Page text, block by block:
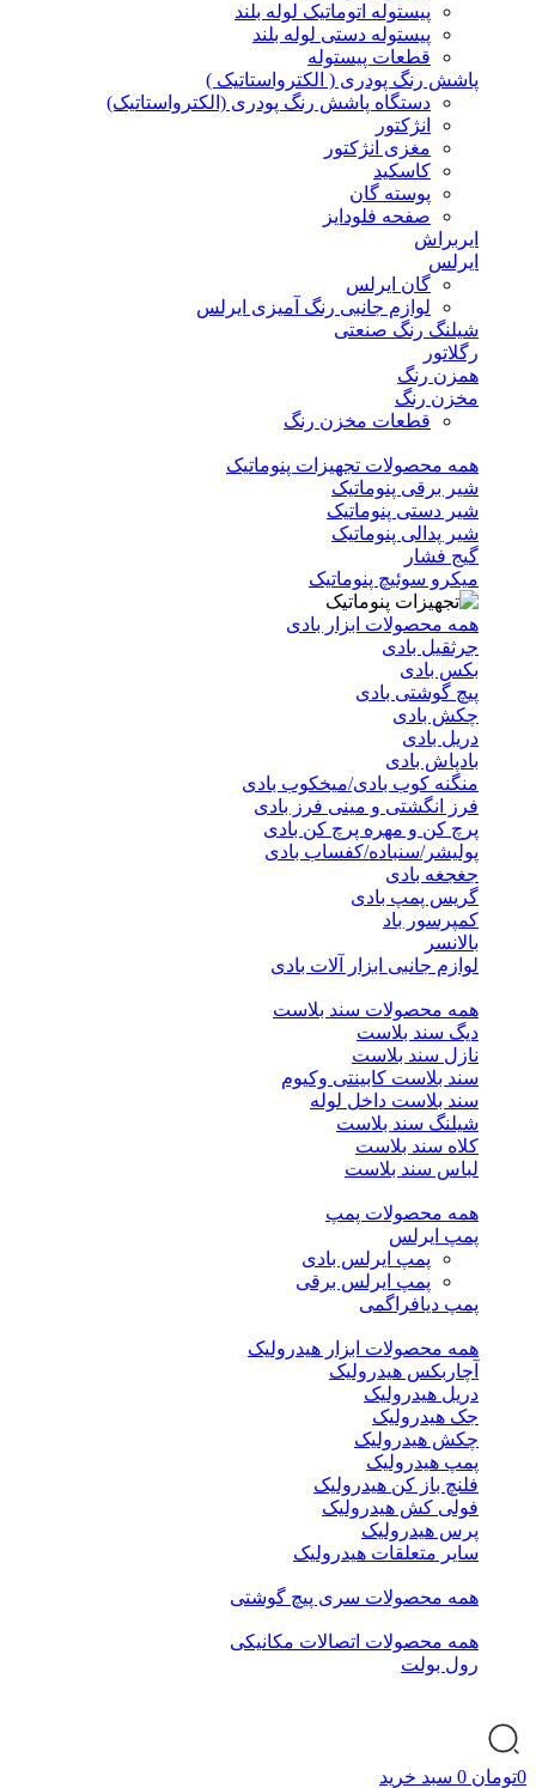
پیستوله اتوماتیک لوله بلند
پیستوله دستی لوله بلند
قطعات پیستوله
پاشش رنگ پودری ( الکترواستاتیک )
دستگاه پاشش رنگ پودری (الکترواستاتیک)
انژکتور
مغزی انژکتور
کاسکید
پوسته گان
صفحه فلودایز
ایربراش
ایرلس
گان ایرلس
لوازم جانبی رنگ آمیزی ایرلس
شیلنگ رنگ صنعتی
رگلاتور
همزن رنگ
مخزن رنگ
قطعات مخزن رنگ
همه محصولات تجهیزات پنوماتیک
شیر برقی پنوماتیک
شیر دستی پنوماتیک
شیر پدالی پنوماتیک
گیج فشار
میکرو سوئیچ پنوماتیک
همه محصولات ابزار بادی
جرثقیل بادی
بکس بادی
پیچ گوشتی بادی
چکش بادی
دریل بادی
بادپاش بادی
منگنه کوب بادی/میخکوب بادی
فرز انگشتی و مینی فرز بادی
پرچ کن و مهره پرچ کن بادی
پولیشر/سنباده/کفساب بادی
جغجغه بادی
گریس پمپ بادی
کمپرسور باد
بالانسر
لوازم جانبی ابزار آلات بادی
همه محصولات سند بلاست
دیگ سند بلاست
نازل سند بلاست
سند بلاست کابینتی وکیوم
سند بلاست داخل لوله
شیلنگ سند بلاست
کلاه سند بلاست
لباس سند بلاست
همه محصولات پمپ
پمپ ایرلس
پمپ ایرلس بادی
پمپ ایرلس برقی
پمپ دیافراگمی
همه محصولات ابزار هیدرولیک
آچاربکس هیدرولیک
دریل هیدرولیک
جک هیدرولیک
چکش هیدرولیک
پمپ هیدرولیک
فلنچ باز کن هیدرولیک
فولی کش هیدرولیک
پرس هیدرولیک
سایر متعلقات هیدرولیک
همه محصولات سری پیچ گوشتی
همه محصولات اتصالات مکانیکی
رول بولت
0تومان 0 سبد خرید